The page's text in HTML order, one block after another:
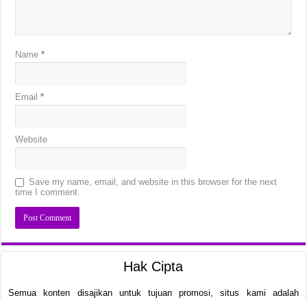
Name*
Email*
Website
Save my name, email, and website in this browser for the next
time I comment.
Hak Cipta
Semua konten disajikan untuk tujuan promosi, situs kami adalah